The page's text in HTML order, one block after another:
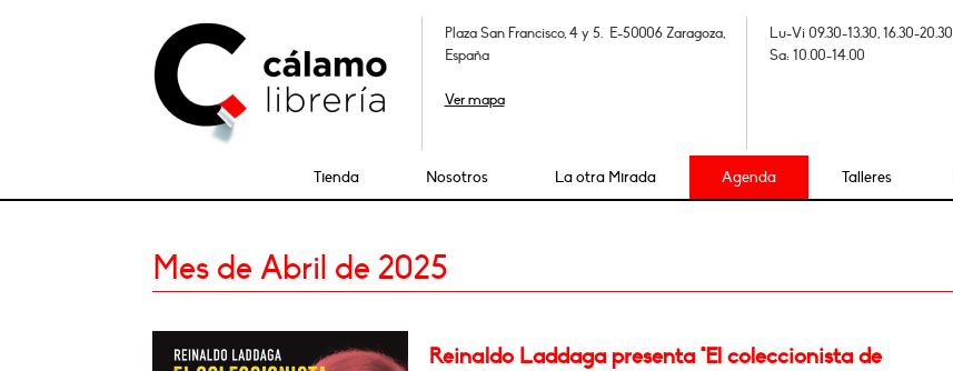
Plaza San Francisco, 4 y 5. E-50006 Zaragoza,
España
Ver mapa
Lu-Vi 09.30-13.30, 16.30-20.30
Sa: 10.00-14.00
Tienda Nosotros La otra Mirada Agenda Talleres
Mes de Abril de 2025
Reinaldo Laddaga presenta "El coleccionista de